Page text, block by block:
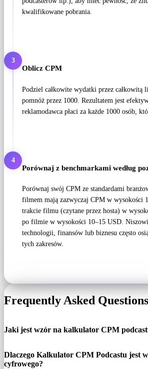
kwalifikowane pobrania.
3
Oblicz CPM
Podziel całkowite wydatki przez całkowitą
pomnóż przez 1000. Rezultatem jest
reklamodawca płaci za każde 1000 osób,
4
Porównaj z benchmarkami według
Porównaj swój CPM ze standardami
filmem mają zazwyczaj CPM w wysokości
trakcie filmu (czytane przez hosta) w
po filmie w wysokości 10–15 USD.
technologii, finansów lub biznesu często
tych zakresów.
Frequently Asked Questions
Jaki jest wzór na kalkulator CPM
Dlaczego Kalkulator CPM Podcastu jest
cyfrowego?